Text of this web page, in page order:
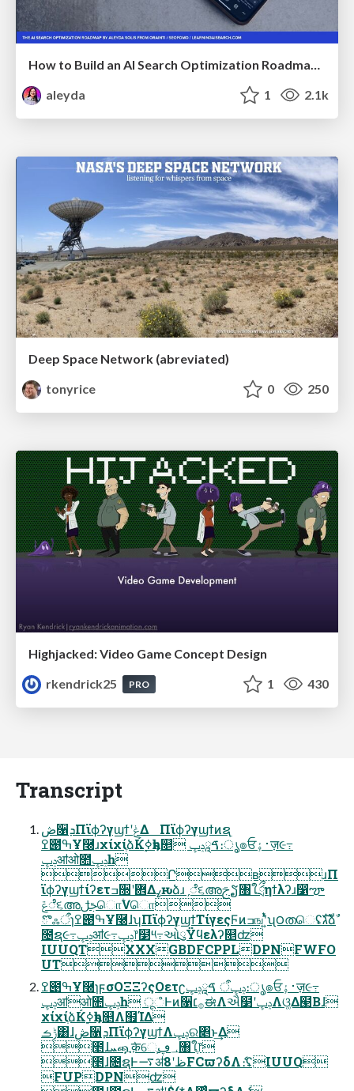
How to Build an AI Search Optimization Roadmap - Criteria and Steps to Take #SEOIRL
aleyda
1 2.1k
Deep Space Network (abreviated)
tonyrice
0 250
Highjacked: Video Game Concept Design
rkendrick25
PRO 1 430
Transcript
ڞ૑ܕΠϊϕʔγϣϯʹݟΔ Πϊϕʔγϣϯͷຊ࣭
ߐ౉ߒҰ࿠ɹχίχίֶձЌ࣮ߦҕһ௕ ࠃཱݚڀ։ൃ๏ਓ࢈ۀٕज़૯߹
ݚڀॴओ೚ݚڀһ
ՐʙɹΠ
ϊϕʔγϣϯίʔετߏ૝ʹ܎Δߨԋձɹˏೆ૬അࢢຽ৘ใަྲྀηϯλʔɹ෱ౡ
ݝೆ૬അࢢݪொ۠Ѵொ
ొஃऀɿߐ౉ߒҰ࿠ɺʮΠϊϕʔγϣϯΤίγεςϜͷߏஙʹ͍ͭͯʯ౦തெʢגࣜձࣾ
೔ຊ૯߹ݚڀॴ૯߹ݚڀ෦໳༥߹ઓུΫϥελʔ௕ʣ
IUUQTXXXGBDFCPPLDPNFWFO
UT
ߐ౉ߒҰ࿠ɿϝσΟΞΞʔςΟετʗݚڀऀ ࠃཱݚڀ։ൃ๏ਓ࢈ۀٕज़૯߹
ݚڀॴओ೚ݚڀһ ूஂͰͷ૑࡞׆ಈΛઐ໳ʹݚڀΛଓ͚Δ๣Βɺ
χίχίֶձЌ࣮ߦҕһ௕Λ຿ΊΔ
ݱࡏ͸ɺڞ૑ܕΠϊϕʔγϣϯΛݚڀର৅ͱ͢Δ
೥ɺܚጯٛक़େֶ؀ڥ৘ใֶ෦
೥ɺ೔ຊͰ࠷ॳظʹ8FCϖʔδΛެ։ʢIUUQ
FUPDPNʣ